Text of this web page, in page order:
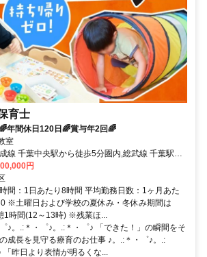
育士
年間休日120日🌈賞与年2回🌈
室
線 千葉中央駅から徒歩5分圏内,総武線 千葉駅か
円
間：1日あたり8時間 平均勤務日数：1ヶ月あた
※土曜日および学校の夏休み・冬休み期間は
時間(12～13時) ※残業ほ...
♪。.:＊・゜♪。.:＊・゜♪ 「できた！」の瞬間をそ
成長を見守る療育のお仕事 ♪。.:＊・゜♪。.:
「昨日より表情が明るくな...